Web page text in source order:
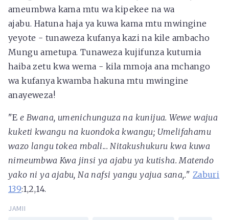
ameumbwa kama mtu wa kipekee na wa
ajabu. Hatuna haja ya kuwa kama mtu mwingine
yeyote - tunaweza kufanya kazi na kile ambacho
Mungu ametupa. Tunaweza kujifunza kutumia
haiba zetu kwa wema - kila mmoja ana mchango
wa kufanya kwamba hakuna mtu mwingine
anayeweza!
"Ee Bwana, umenichunguza na kunijua. Wewe wajua
kuketi kwangu na kuondoka kwangu; Umelifahamu
wazo langu tokea mbali... Nitakushukuru kwa kuwa
nimeumbwa Kwa jinsi ya ajabu ya kutisha. Matendo
yako ni ya ajabu, Na nafsi yangu yajua sana,." Zaburi
139:1,2,14.
JAMII